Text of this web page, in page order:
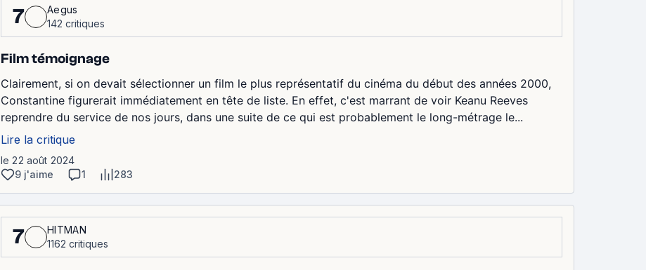
7
Aegus
142 critiques
Film témoignage
Clairement, si on devait sélectionner un film le plus représentatif du cinéma du début des années 2000,
Constantine figurerait immédiatement en tête de liste. En effet, c'est marrant de voir Keanu Reeves
reprendre du service de nos jours, dans une suite de ce qui est probablement le long-métrage le...
Lire la critique
le 22 août 2024
9 j'aime
1 283
7
HITMAN
1162 critiques